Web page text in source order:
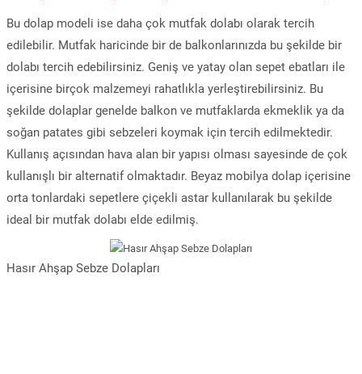
Bu dolap modeli ise daha çok mutfak dolabı olarak tercih
edilebilir. Mutfak haricinde bir de balkonlarınızda bu şekilde bir
dolabı tercih edebilirsiniz. Geniş ve yatay olan sepet ebatları ile
içerisine birçok malzemeyi rahatlıkla yerleştirebilirsiniz. Bu
şekilde dolaplar genelde balkon ve mutfaklarda ekmeklik ya da
soğan patates gibi sebzeleri koymak için tercih edilmektedir.
Kullanış açısından hava alan bir yapısı olması sayesinde de çok
kullanışlı bir alternatif olmaktadır. Beyaz mobilya dolap içerisine
orta tonlardaki sepetlere çiçekli astar kullanılarak bu şekilde
ideal bir mutfak dolabı elde edilmiş.
Hasır Ahşap Sebze Dolapları